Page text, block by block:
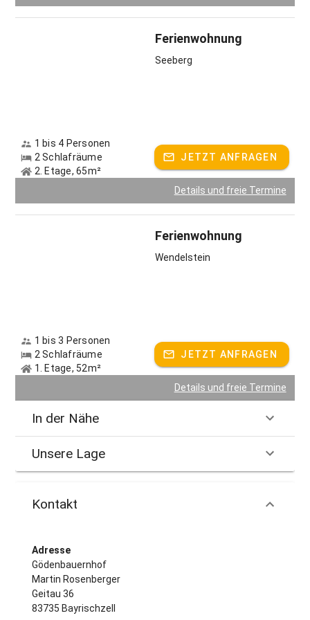
Ferienwohnung
Seeberg
1 bis 4 Personen
2 Schlafräume
2. Etage, 65m²
JETZT ANFRAGEN
Details und freie Termine
Ferienwohnung
Wendelstein
1 bis 3 Personen
2 Schlafräume
1. Etage, 52m²
JETZT ANFRAGEN
Details und freie Termine
In der Nähe
Unsere Lage
Kontakt
Adresse
Gödenbauernhof
Martin Rosenberger
Geitau 36
83735 Bayrischzell